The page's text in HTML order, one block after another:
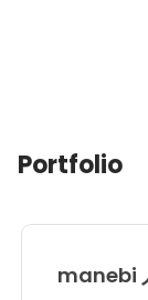
Portfolio
manebi